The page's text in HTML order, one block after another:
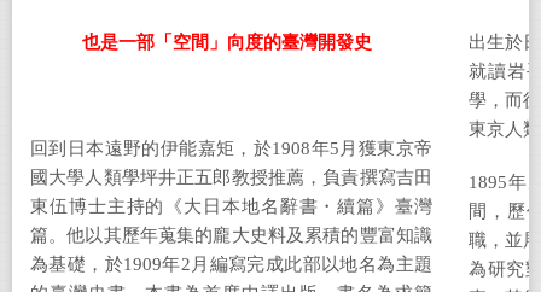
也是一部「空間」向度的臺灣開發史
回到日本遠野的伊能嘉矩，於1908年5 月獲東京帝
國大學人類學坪井正五郎教授推薦，負責撰寫吉田
東伍博士主持的《大日本地名辭書・續篇》臺灣
篇。他以其歷年蒐集的龐大史料及累積的豐富知識
為基礎，於1909年2 月編寫完成此部以地名為主題
出生於
就讀岩
學，而
東京人
1895年
間，歷
職，並
為研究